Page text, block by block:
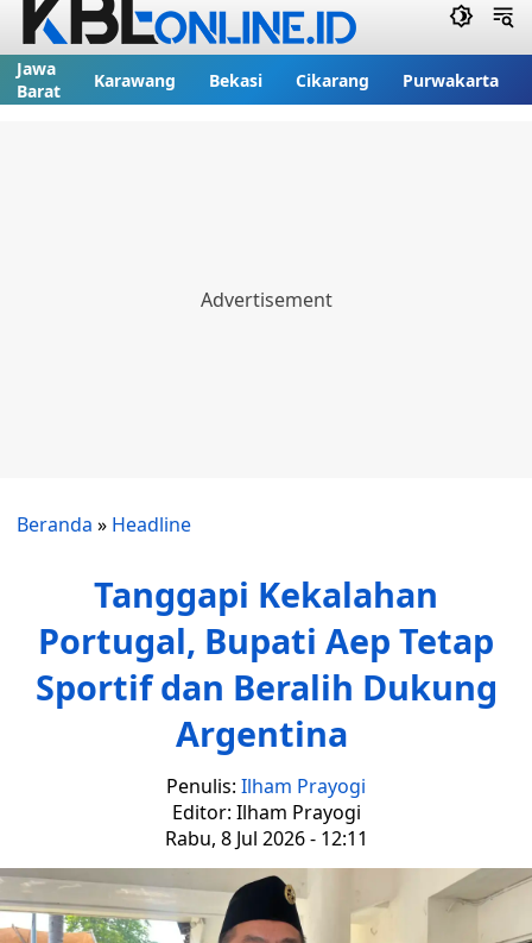
Jawa
Barat
Karawang Bekasi Cikarang Purwakarta
Beranda » Headline
Tanggapi Kekalahan
Portugal, Bupati Aep Tetap
Sportif dan Beralih Dukung
Argentina
Penulis: Ilham Prayogi
Editor: Ilham Prayogi
Rabu, 8 Jul 2026 - 12:11